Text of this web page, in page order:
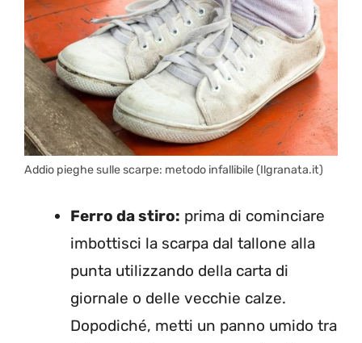
Addio pieghe sulle scarpe: metodo infallibile (Ilgranata.it)
Ferro da stiro: prima di cominciare
imbottisci la scarpa dal tallone alla
punta utilizzando della carta di
giornale o delle vecchie calze.
Dopodiché, metti un panno umido tra